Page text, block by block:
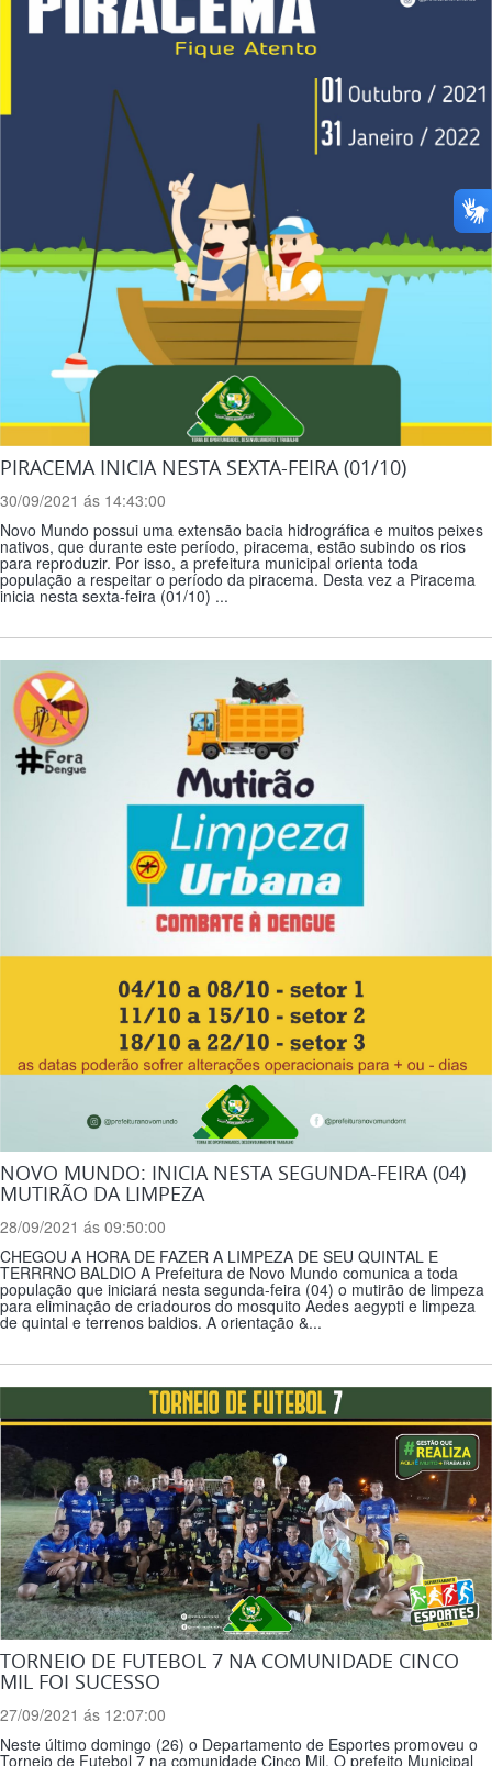
PIRACEMA INICIA NESTA SEXTA-FEIRA (01/10)
30/09/2021 ás 14:43:00
Novo Mundo possui uma extensão bacia hidrográfica e muitos peixes
nativos, que durante este período, piracema, estão subindo os rios
para reproduzir. Por isso, a prefeitura municipal orienta toda
população a respeitar o período da piracema. Desta vez a Piracema
inicia nesta sexta-feira (01/10) ...
NOVO MUNDO: INICIA NESTA SEGUNDA-FEIRA (04)
MUTIRÃO DA LIMPEZA
28/09/2021 ás 09:50:00
CHEGOU A HORA DE FAZER A LIMPEZA DE SEU QUINTAL E
TERRRNO BALDIO A Prefeitura de Novo Mundo comunica a toda
população que iniciará nesta segunda-feira (04) o mutirão de limpeza
para eliminação de criadouros do mosquito Aedes aegypti e limpeza
de quintal e terrenos baldios. A orientação &...
TORNEIO DE FUTEBOL 7 NA COMUNIDADE CINCO
MIL FOI SUCESSO
27/09/2021 ás 12:07:00
Neste último domingo (26) o Departamento de Esportes promoveu o
Torneio de Futebol 7 na comunidade Cinco Mil. O prefeito Municipal